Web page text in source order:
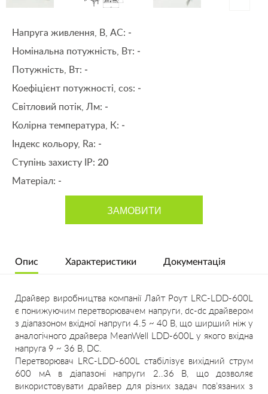
Напруга живлення, В, АС: -
Номінальна потужність, Вт: -
Потужність, Вт: -
Коефіцієнт потужності, cos: -
Світловий потік, Лм: -
Колірна температура, К: -
Індекс кольору, Ra: -
Ступінь захисту IP: 20
Матеріал: -
ЗАМОВИТИ
Опис Характеристики Документація
Драйвер виробництва компанії Лайт Роут LRC-LDD-600L
є понижуючим перетворювачем напруги, dc-dc драйвером
з діапазоном вхідної напруги 4.5 ~ 40 В, що ширший ніж у
аналогічного драйвера MeanWell LDD-600L у якого вхідна
напруга 9 ~ 36 В, DC.
Перетворювач LRC-LDD-600L стабілізує вихідний струм
600 мА в діапазоні напруги 2..36 В, що дозволяє
використовувати драйвер для різних задач пов’язаних з